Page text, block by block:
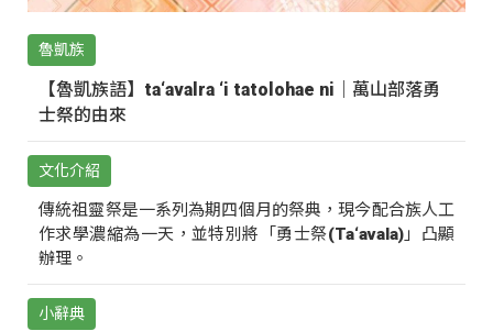
魯凱族
【魯凱族語】ta‘avalra ‘i tatolohae ni｜萬山部落勇
士祭的由來
文化介紹
傳統祖靈祭是一系列為期四個月的祭典，現今配合族人工
作求學濃縮為一天，並特別將「勇士祭(Ta‘avala)」凸顯
辦理。
小辭典